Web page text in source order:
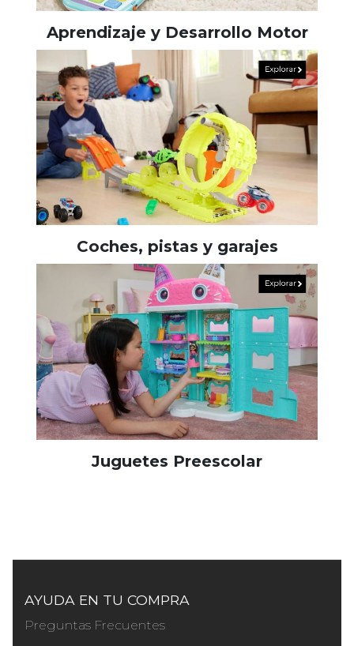
Aprendizaje y Desarrollo Motor
Coches, pistas y garajes
Juguetes Preescolar
AYUDA EN TU COMPRA
Preguntas Frecuentes